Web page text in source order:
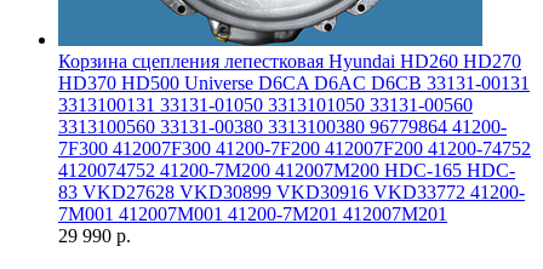
Корзина сцепления лепестковая Hyundai HD260 HD270
HD370 HD500 Universe D6CA D6AC D6CB 33131-00131
3313100131 33131-01050 3313101050 33131-00560
3313100560 33131-00380 3313100380 96779864 41200-
7F300 412007F300 41200-7F200 412007F200 41200-74752
4120074752 41200-7M200 412007M200 HDC-165 HDC-
83 VKD27628 VKD30899 VKD30916 VKD33772 41200-
7M001 412007M001 41200-7M201 412007M201
29 990 р.